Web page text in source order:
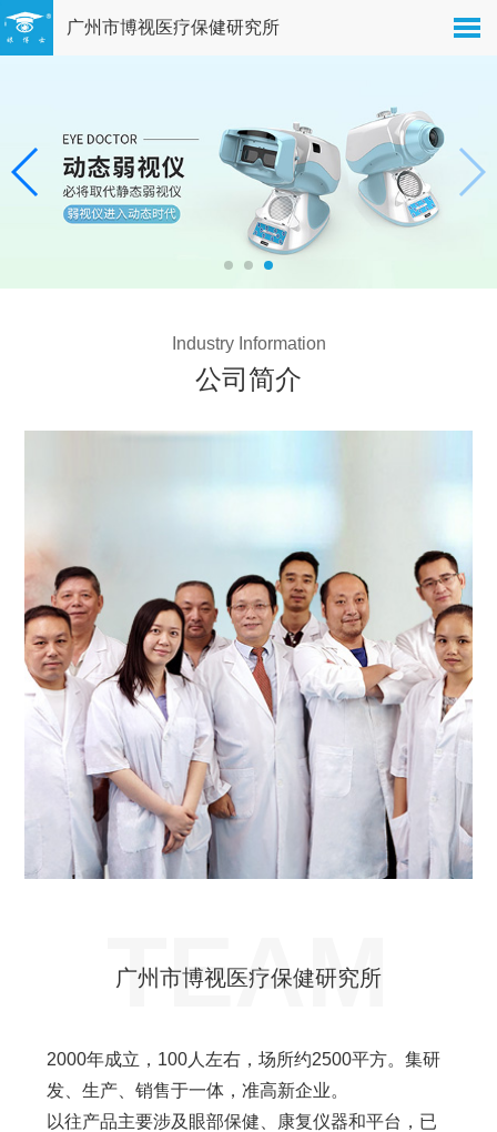
广州市博视医疗保健研究所
Industry Information
公司简介
TEAM
广州市博视医疗保健研究所
2000年成立，100人左右，场所约2500平方。集研
发、生产、销售于一体，准高新企业。
以往产品主要涉及眼部保健、康复仪器和平台，已